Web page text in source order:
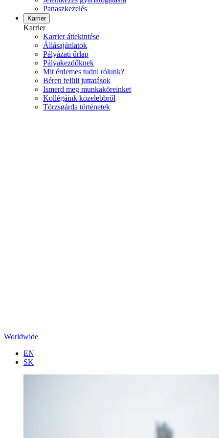
Panaszkezelés
Karrier
Karrier
Karrier áttekintése
Állásajánlatok
Pályázati űrlap
Pályakezdőknek
Mit érdemes tudni rólunk?
Béren felüli juttatások
Ismerd meg munkaköreinket
Kollégáink közelebbről
Törzsgárda történetek
Worldwide
EN
SK